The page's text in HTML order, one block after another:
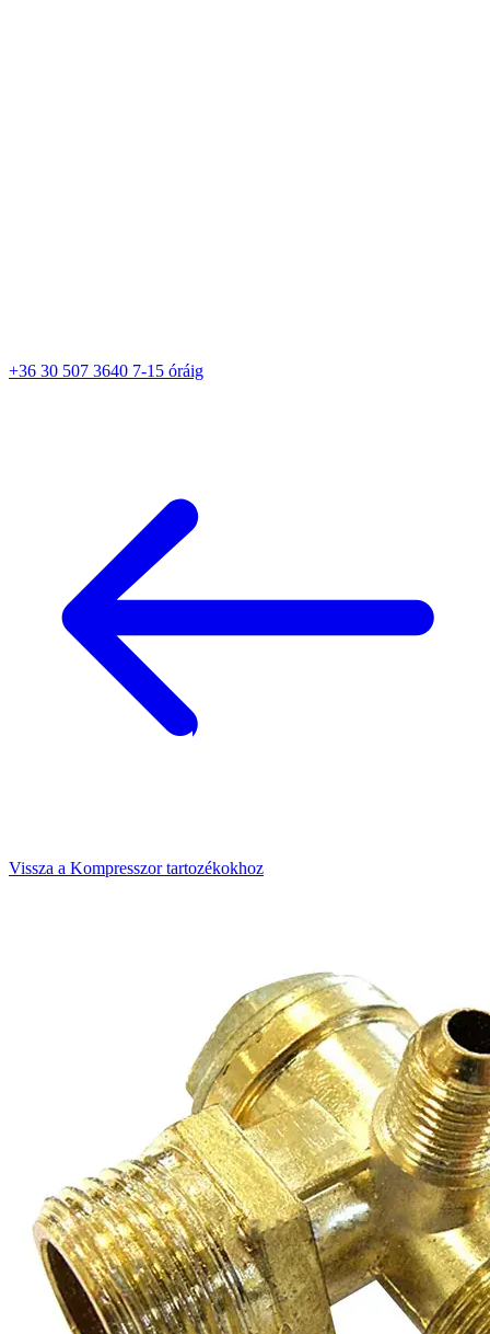
+36 30 507 3640 7-15 óráig
Vissza a Kompresszor tartozékokhoz